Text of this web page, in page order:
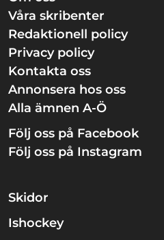
Våra skribenter
Redaktionell policy
Privacy policy
Kontakta oss
Annonsera hos oss
Alla ämnen A-Ö
Följ oss på Facebook
Följ oss på Instagram
Skidor
Ishockey